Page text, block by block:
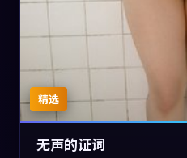
精选
无声的证词